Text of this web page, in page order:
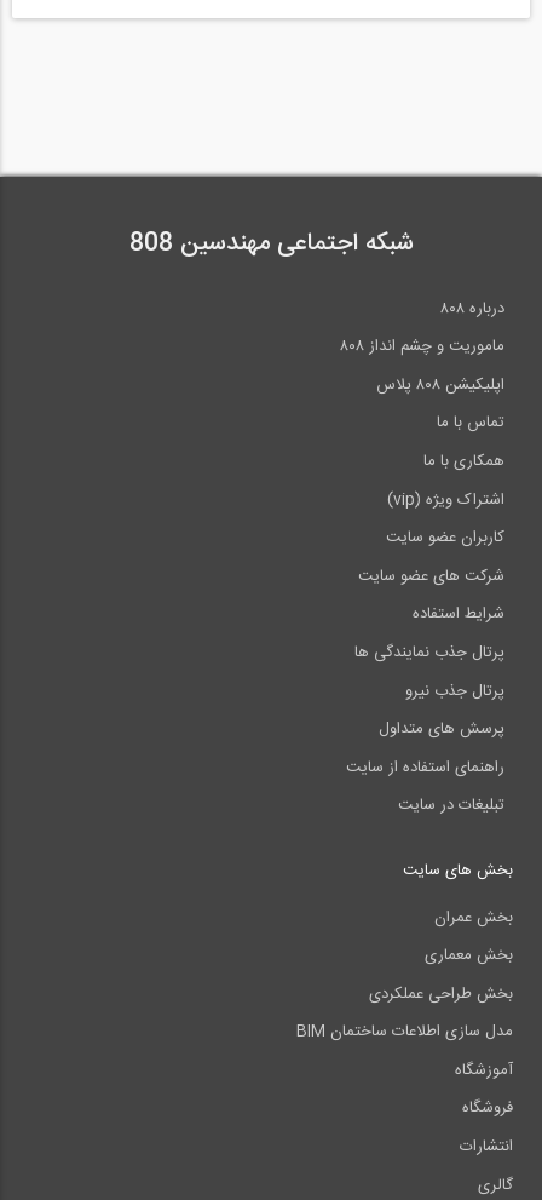
شبکه اجتماعی مهندسین 808
درباره ۸۰۸
ماموریت و چشم انداز ۸۰۸
اپلیکیشن ۸۰۸ پلاس
تماس با ما
همکاری با ما
اشتراک ویژه (vip)
کاربران عضو سایت
شرکت های عضو سایت
شرایط استفاده
پرتال جذب نمایندگی ها
پرتال جذب نیرو
پرسش های متداول
راهنمای استفاده از سایت
تبلیغات در سایت
بخش های سایت
بخش عمران
بخش معماری
بخش طراحی عملکردی
مدل سازی اطلاعات ساختمان BIM
آموزشگاه
فروشگاه
انتشارات
گالری